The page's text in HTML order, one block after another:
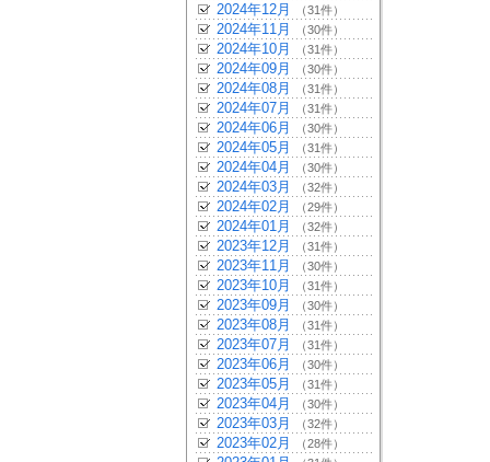
2024年12月 （31件）
2024年11月 （30件）
2024年10月 （31件）
2024年09月 （30件）
2024年08月 （31件）
2024年07月 （31件）
2024年06月 （30件）
2024年05月 （31件）
2024年04月 （30件）
2024年03月 （32件）
2024年02月 （29件）
2024年01月 （32件）
2023年12月 （31件）
2023年11月 （30件）
2023年10月 （31件）
2023年09月 （30件）
2023年08月 （31件）
2023年07月 （31件）
2023年06月 （30件）
2023年05月 （31件）
2023年04月 （30件）
2023年03月 （32件）
2023年02月 （28件）